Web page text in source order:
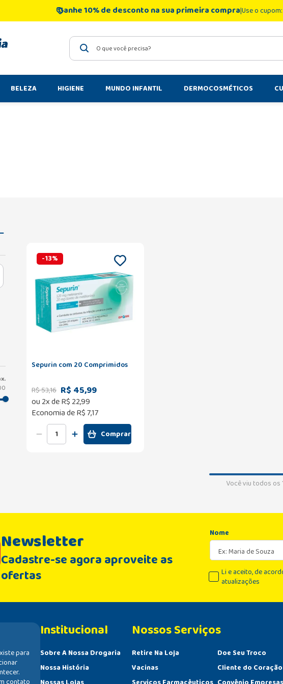
Ganhe 10% de desconto na sua primeira compraUse o cupom:
O que você precisa?
BELEZA HIGIENE MUNDO INFANTIL DERMOCOSMÉTICOS
-13%
Sepurin com 20 Comprimidos
R$53,16 R$ 45,99
ou 2x deR$ 22,99
Economia deR$ 7,17
Comprar
Você viu todos os
Newsletter
Cadastre-se agora aproveite as
ofertas
Nome
Li e aceito, de
atualizações
para
Institucional
Sobre A Nossa Drogaria
Nossa História
Retire Na Loja
Vacinas
Doe Seu Troco
Cliente do Coração